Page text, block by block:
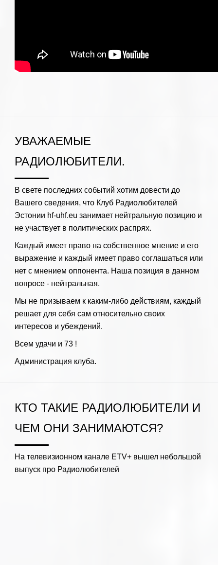
УВАЖАЕМЫЕ
РАДИОЛЮБИТЕЛИ.
В свете последних событий хотим довести до
Вашего сведения, что Клуб Радиолюбителей
Эстонии hf-uhf.eu занимает нейтральную позицию и
не участвует в политических распрях.
Каждый имеет право на собственное мнение и его
выражение и каждый имеет право соглашаться или
нет с мнением оппонента. Наша позиция в данном
вопросе - нейтральная.
Мы не призываем к каким-либо действиям, каждый
решает для себя сам относительно своих
интересов и убеждений.
Всем удачи и 73 !
Администрация клуба.
КТО ТАКИЕ РАДИОЛЮБИТЕЛИ И
ЧЕМ ОНИ ЗАНИМАЮТСЯ?
На телевизионном канале ЕTV+ вышел небольшой
выпуск про Радиолюбителей